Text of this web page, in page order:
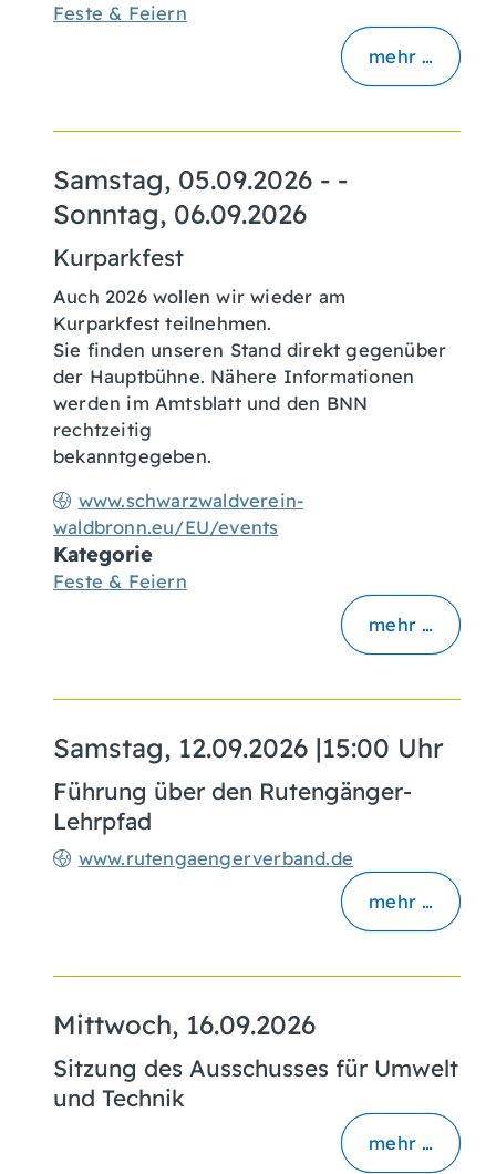
Feste & Feiern
mehr …
Samstag, 05.09.2026 - -
Sonntag, 06.09.2026
Kurparkfest
www.schwarzwaldverein-
waldbronn.eu/EU/events
Auch 2026 wollen wir wieder am
Kurparkfest teilnehmen.
Sie finden unseren Stand direkt gegenüber
der Hauptbühne. Nähere Informationen
werden im Amtsblatt und den BNN
rechtzeitig
bekanntgegeben.
Kategorie
Feste & Feiern
mehr …
Samstag, 12.09.2026 |15:00 Uhr
Führung über den Rutengänger-
Lehrpfad
www.rutengaengerverband.de
mehr …
Mittwoch, 16.09.2026
Sitzung des Ausschusses für Umwelt
und Technik
mehr …